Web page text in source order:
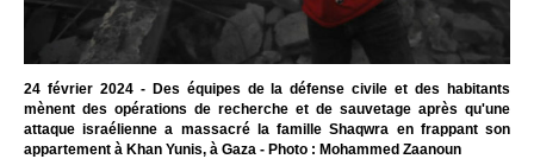
24 février 2024 - Des équipes de la défense civile et des habitants
mènent des opérations de recherche et de sauvetage après qu'une
attaque israélienne a massacré la famille Shaqwra en frappant son
appartement à Khan Yunis, à Gaza - Photo : Mohammed Zaanoun